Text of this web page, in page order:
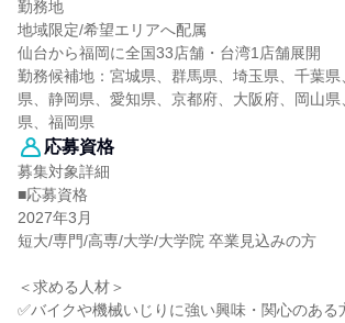
勤務地
地域限定/希望エリアへ配属
仙台から福岡に全国33店舗・台湾1店舗展開
勤務候補地：宮城県、群馬県、埼玉県、千葉県
県、静岡県、愛知県、京都府、大阪府、岡山
県、福岡県
応募資格
募集対象詳細
■応募資格
2027年3月
短大/専門/高専/大学/大学院 卒業見込みの方
＜求める人材＞
✅バイクや機械いじりに強い興味・関心のある